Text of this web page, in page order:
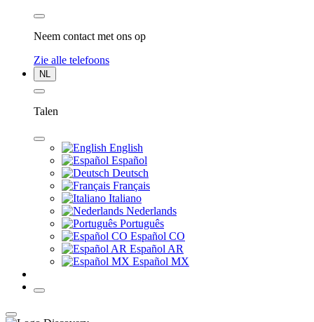
Neem contact met ons op
Zie alle telefoons
NL
Talen
English
Español
Deutsch
Français
Italiano
Nederlands
Português
Español CO
Español AR
Español MX